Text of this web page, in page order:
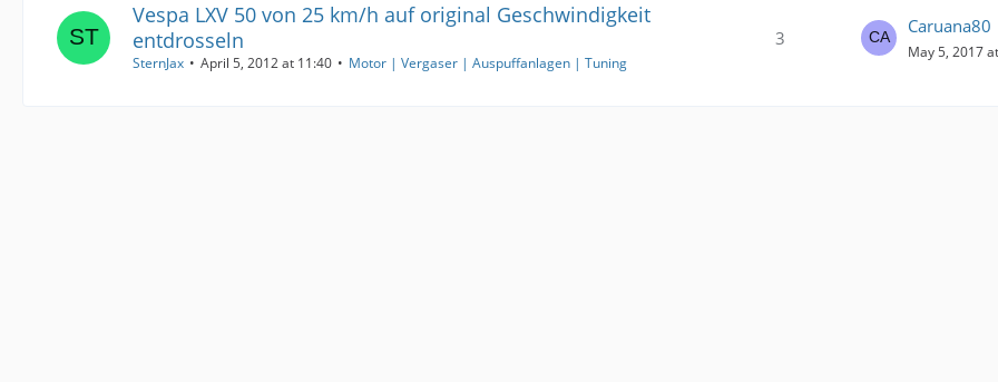
Vespa LXV 50 von 25 km/h auf original Geschwindigkeit
entdrosseln
SternJax April 5, 2012 at 11:40 Motor | Vergaser | Auspuffanlagen | Tuning
3
Caruana80
May 5, 2017